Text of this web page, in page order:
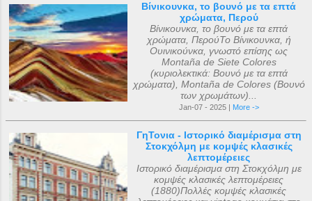
Βίνικουνκα, το βουνό με τα επτά
χρώματα, Περού
Βίνικουνκα, το βουνό με τα επτά
χρώματα, ΠερούΤο Βίνικουνκα, ή
Ουινικούνκα, γνωστό επίσης ως
Montaña de Siete Colores
(κυριολεκτικά: Βουνό με τα επτά
χρώματα), Montaña de Colores (Βουνό
των χρωμάτων)...
Jan-07 - 2025 | More ->
ΓηΤονια - Ιστορικό διαμέρισμα στη
Στοκχόλμη με κομψές κλασικές
λεπτομέρειες
Ιστορικό διαμέρισμα στη Στοκχόλμη με
κομψές κλασικές λεπτομέρειες
(1880)Πολλές κομψές κλασικές